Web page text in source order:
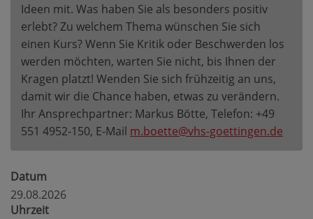
Ideen mit. Was haben Sie als besonders positiv
erlebt? Zu welchem Thema wünschen Sie sich
einen Kurs? Wenn Sie Kritik oder Beschwerden los
werden möchten, warten Sie nicht, bis Ihnen der
Kragen platzt! Wenden Sie sich frühzeitig an uns,
damit wir die Chance haben, etwas zu verändern.
Ihr Ansprechpartner: Markus Bötte, Telefon: +49
551 4952-150, E-Mail m.boette@vhs-goettingen.de
Datum
29.08.2026
Uhrzeit